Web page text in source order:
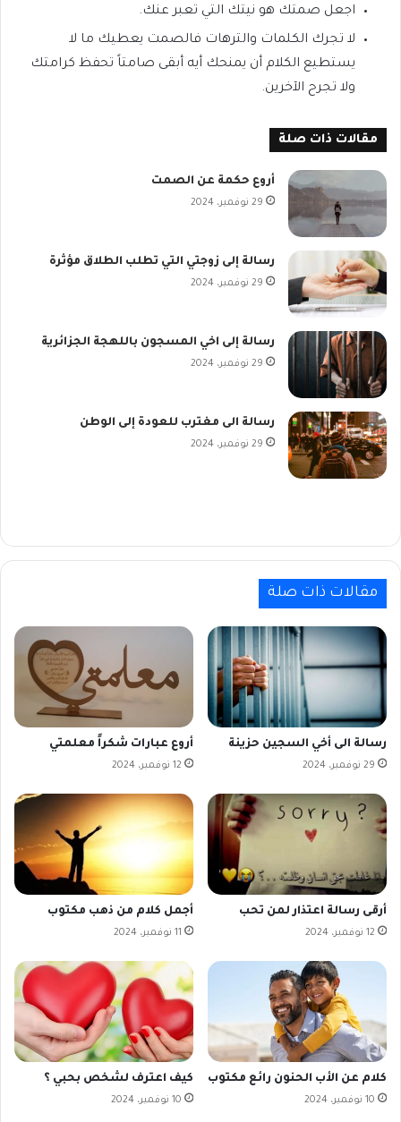
اجعل صمتك هو نيتك التي تعبر عنك.
لا تجرك الكلمات والترهات فالصمت يعطيك ما لا
يستطيع الكلام أن يمنحك أيه أبقى صامتاً تحفظ كرامتك
ولا تجرح الآخرين.
مقالات ذات صلة
أروع حكمة عن الصمت
29 نوفمبر، 2024
رسالة إلى زوجتي التي تطلب الطلاق مؤثرة
29 نوفمبر، 2024
رسالة إلى اخي المسجون باللهجة الجزائرية
29 نوفمبر، 2024
رسالة الى مغترب للعودة إلى الوطن
29 نوفمبر، 2024
مقالات ذات صلة
رسالة الى أخي السجين حزينة
29 نوفمبر، 2024
أروع عبارات شكراً معلمتي
12 نوفمبر، 2024
أرقى رسالة اعتذار لمن تحب
12 نوفمبر، 2024
أجمل كلام من ذهب مكتوب
11 نوفمبر، 2024
كلام عن الأب الحنون رائع مكتوب
10 نوفمبر، 2024
كيف اعترف لشخص بحبي ؟
10 نوفمبر، 2024